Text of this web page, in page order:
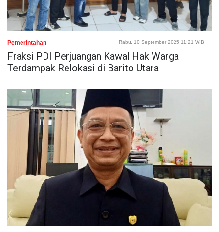
Pemerintahan Rabu, 10 September 2025 11:21 WIB
Fraksi PDI Perjuangan Kawal Hak Warga
Terdampak Relokasi di Barito Utara